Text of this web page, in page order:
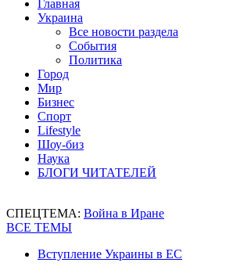
Главная
Украина
Все новости раздела
События
Политика
Город
Мир
Бизнес
Спорт
Lifestyle
Шоу-биз
Наука
БЛОГИ ЧИТАТЕЛЕЙ
СПЕЦТЕМА: Война в Иране
ВСЕ ТЕМЫ
Вступление Украины в ЕС